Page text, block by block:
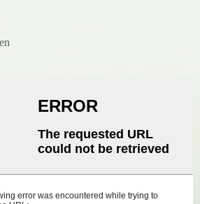
Junhao International Building, Nr. 2,
Avenue, Bezirk Huicheng, Stadt Huizhou